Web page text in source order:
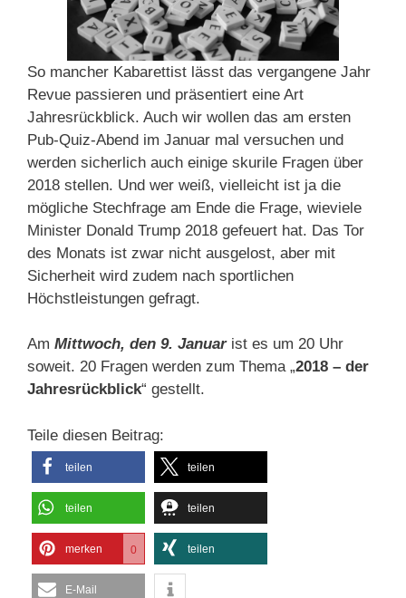
So mancher Kabarettist lässt das vergangene Jahr
Revue passieren und präsentiert eine Art
Jahresrückblick. Auch wir wollen das am ersten
Pub-Quiz-Abend im Januar mal versuchen und
werden sicherlich auch einige skurile Fragen über
2018 stellen. Und wer weiß, vielleicht ist ja die
mögliche Stechfrage am Ende die Frage, wieviele
Minister Donald Trump 2018 gefeuert hat. Das Tor
des Monats ist zwar nicht ausgelost, aber mit
Sicherheit wird zudem nach sportlichen
Höchstleistungen gefragt.
Am Mittwoch, den 9. Januar ist es um 20 Uhr
soweit. 20 Fragen werden zum Thema „2018 – der
Jahresrückblick“ gestellt.
Teile diesen Beitrag:
teilen teilen
teilen teilen
merken 0 teilen
E-Mail